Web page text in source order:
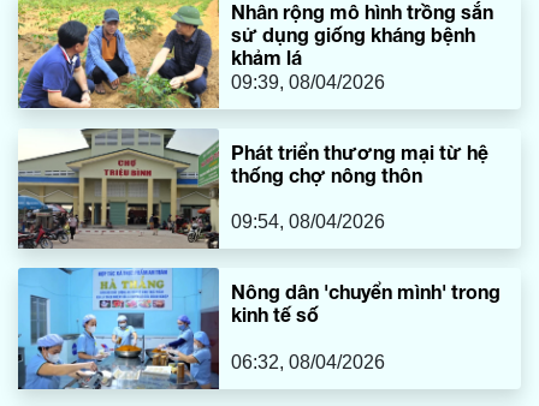
Nhân rộng mô hình trồng sắn
sử dụng giống kháng bệnh
khảm lá
09:39, 08/04/2026
Phát triển thương mại từ hệ
thống chợ nông thôn
09:54, 08/04/2026
Nông dân 'chuyển mình' trong
kinh tế số
06:32, 08/04/2026